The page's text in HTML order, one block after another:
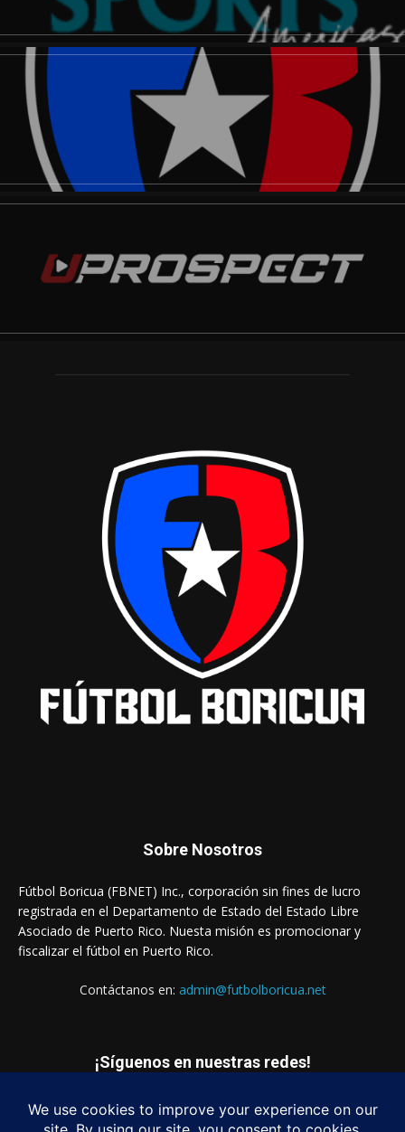
Sobre Nosotros
Fútbol Boricua (FBNET) Inc., corporación sin fines de lucro
registrada en el Departamento de Estado del Estado Libre
Asociado de Puerto Rico. Nuesta misión es promocionar y
fiscalizar el fútbol en Puerto Rico.
Contáctanos en: admin@futbolboricua.net
¡Síguenos en nuestras redes!